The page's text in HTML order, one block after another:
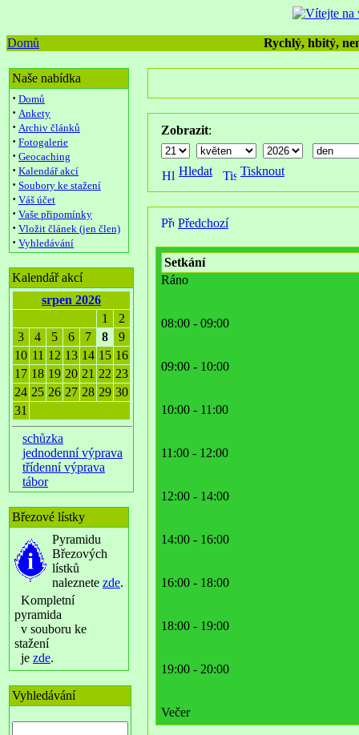
Domů Rychlý, hbitý,
Naše nabídka
· Domů
· Ankety
· Archiv článků
· Fotogalerie
· Geocaching
· Kalendář akcí
· Soubory ke stažení
· Váš účet
· Vaše připomínky
· Vložit článek (jen člen)
· Vyhledávání
Kalendář akcí
srpen 2026
1
2
3
4 5 6 7 8
9
10 11 12 13 14 15 16
17 18 19 20 21 22 23
24 25 26 27 28 29 30
31
schůzka
jednodenní výprava
třídenní výprava
tábor
Březové lístky
Pyramidu
Březových
lístků
naleznete zde.
Kompletní
pyramida
v souboru ke
stažení
je zde.
Vyhledávání
Zobrazit:
Hledat Tisknout
Předchozí
Setkání
Ráno
08:00 - 09:00
09:00 - 10:00
10:00 - 11:00
11:00 - 12:00
12:00 - 14:00
14:00 - 16:00
16:00 - 18:00
18:00 - 19:00
19:00 - 20:00
Večer